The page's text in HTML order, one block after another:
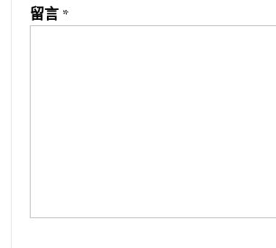
留言 *